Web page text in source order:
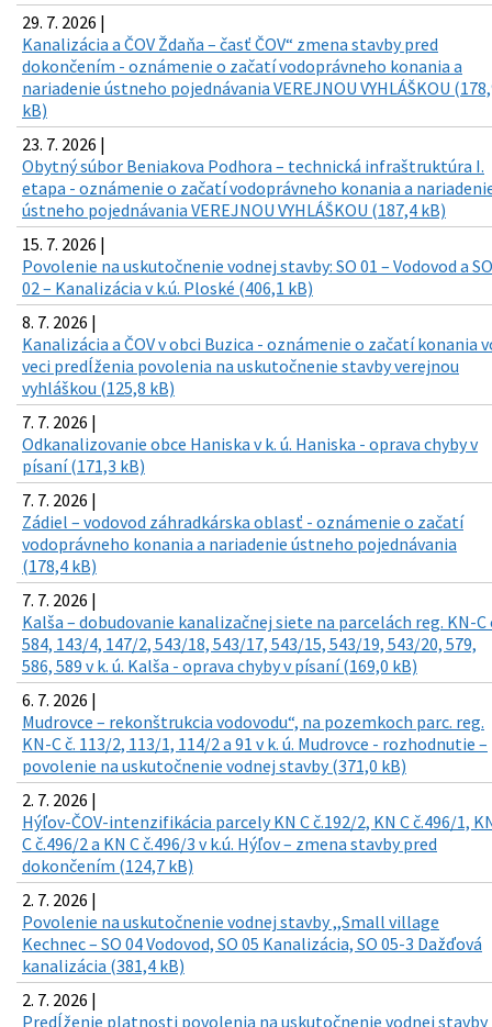
29. 7. 2026 |
Kanalizácia a ČOV Ždaňa – časť ČOV“ zmena stavby pred
dokončením - oznámenie o začatí vodoprávneho konania a
nariadenie ústneho pojednávania VEREJNOU VYHLÁŠKOU
kB)
23. 7. 2026 |
Obytný súbor Beniakova Podhora – technická infraštruktúra I.
etapa - oznámenie o začatí vodoprávneho konania a
ústneho pojednávania VEREJNOU VYHLÁŠKOU (187,4 kB)
15. 7. 2026 |
Povolenie na uskutočnenie vodnej stavby: SO 01 – Vodovod a SO
02 – Kanalizácia v k.ú. Ploské (406,1 kB)
8. 7. 2026 |
Kanalizácia a ČOV v obci Buzica - oznámenie o začatí konania
veci predĺženia povolenia na uskutočnenie stavby verejnou
vyhláškou (125,8 kB)
7. 7. 2026 |
Odkanalizovanie obce Haniska v k. ú. Haniska - oprava chyby v
písaní (171,3 kB)
7. 7. 2026 |
Zádiel – vodovod záhradkárska oblasť - oznámenie o začatí
vodoprávneho konania a nariadenie ústneho pojednávania
(178,4 kB)
7. 7. 2026 |
Kalša – dobudovanie kanalizačnej siete na parcelách reg. KN-C
584, 143/4, 147/2, 543/18, 543/17, 543/15, 543/19, 543/20, 579,
586, 589 v k. ú. Kalša - oprava chyby v písaní (169,0 kB)
6. 7. 2026 |
Mudrovce – rekonštrukcia vodovodu“, na pozemkoch parc. reg.
KN-C č. 113/2, 113/1, 114/2 a 91 v k. ú. Mudrovce - rozhodnutie –
povolenie na uskutočnenie vodnej stavby (371,0 kB)
2. 7. 2026 |
Hýľov-ČOV-intenzifikácia parcely KN C č.192/2, KN C č.496/1,
C č.496/2 a KN C č.496/3 v k.ú. Hýľov – zmena stavby pred
dokončením (124,7 kB)
2. 7. 2026 |
Povolenie na uskutočnenie vodnej stavby ,,Small village
Kechnec – SO 04 Vodovod, SO 05 Kanalizácia, SO 05-3 Dažďová
kanalizácia (381,4 kB)
2. 7. 2026 |
Predĺženie platnosti povolenia na uskutočnenie vodnej stavby